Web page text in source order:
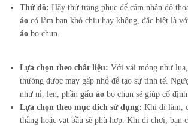
Thử đồ: Hãy thử trang phục để cảm nhận độ
áo có làm bạn khó chịu hay không, đặc biệt là
áo bo chun.
Lựa chọn theo chất liệu: Với vải mỏng như
thường được may gấp nhỏ để tạo sự tinh tế.
như nỉ, len, phầngấu áo bo chun sẽ giúp cố
Lựa chọn theo mục đích sử dụng: Khi đi làm,
thẳng hoặc vạt bầu sẽ phù hợp. Khi đi chơi, bạn